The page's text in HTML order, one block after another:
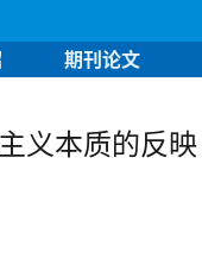
期刊论文
义本质的反映